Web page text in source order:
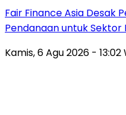
Fair Finance Asia Desak
Pendanaan untuk Sektor
Kamis, 6 Agu 2026 - 13:02